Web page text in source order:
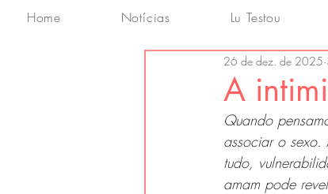
Home Notícias Lu Testou
A
26 de dez. de 2025
Quando
associar o sexo.
tudo,
amam pode